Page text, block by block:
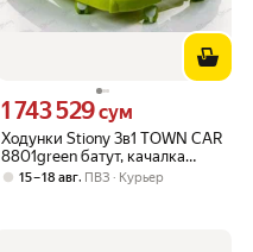
Ходунки Stiony 3в1 TOWN CAR
8801green батут, качалка
Машинка
Цена 1743529 сум вместо
1 743 529сум
15 – 18 авг, ПВЗ Курьер